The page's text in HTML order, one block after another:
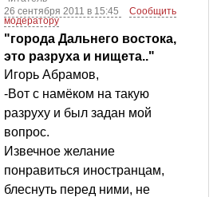
26 сентября 2011 в 15:45
Сообщить
модератору
"города Дальнего востока,
это разруха и нищета.."
Игорь Абрамов,
-Вот с намёком на такую
разруху и был задан мой
вопрос.
Извечное желание
понравиться иностранцам,
блеснуть перед ними, не